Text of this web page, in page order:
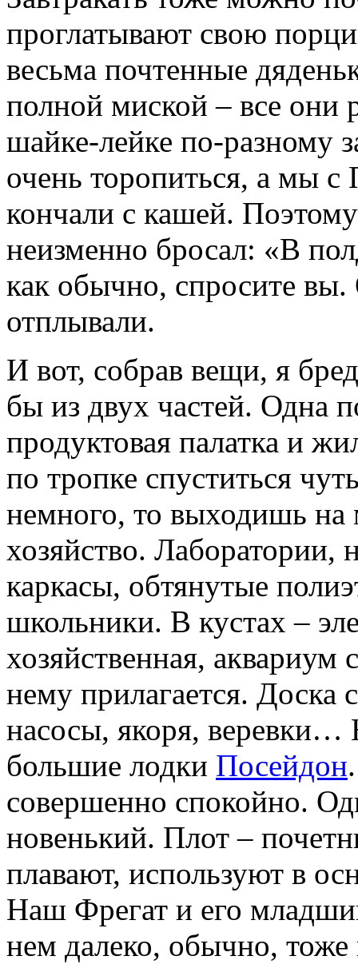
проглатывают свою
весьма почтенные
полной миской – все они
шайке-лейке по-разному
очень торопиться, а мы
кончали с кашей.
неизменно бросал: «В
как обычно, спросите
отплывали.
И вот, собрав вещи, я
бы из двух частей. Одна
продуктовая палатка и
по тропке спуститься
немного, то выходишь на
хозяйство.
каркасы, обтянутые
школьники. В кустах –
хозяйственная,
нему прилагается. Доска
насосы, якоря, веревки…
большие лодки Посейдон
совершенно спокойно.
новенький. Плот –
плавают, используют в
Наш Фрегат и его
нем далеко, обычно, тоже